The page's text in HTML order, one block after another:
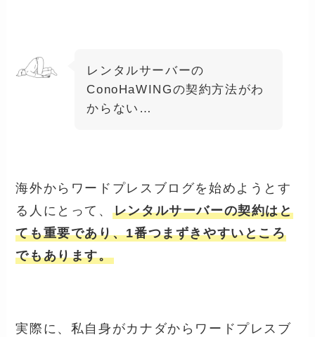
レンタルサーバーの
ConoHaWINGの契約方法がわ
からない…
海外からワードプレスブログを始めようとす
る人にとって、 レンタルサーバーの契約はと
ても重要であり、1番つまずきやすいところ
でもあります。
実際に、私自身がカナダからワードプレスブ